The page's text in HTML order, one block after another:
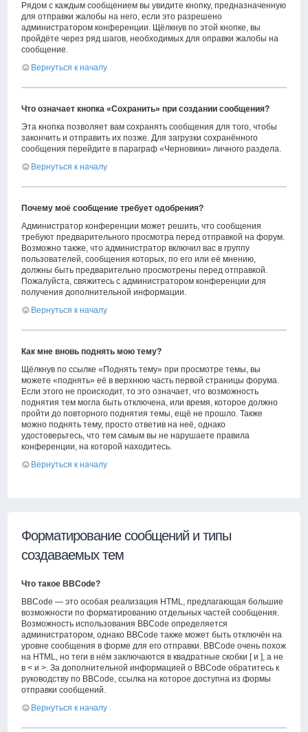
Рядом с каждым сообщением вы увидите кнопку, предназначенную
для отправки жалобы на него, если это разрешено
администратором конференции. Щёлкнув по этой кнопке, вы
пройдёте через ряд шагов, необходимых для оправки жалобы на
сообщение.
Вернуться к началу
Что означает кнопка «Сохранить» при создании сообщения?
Эта кнопка позволяет вам сохранять сообщения для того, чтобы
закончить и отправить их позже. Для загрузки сохранённого
сообщения перейдите в параграф «Черновики» личного раздела.
Вернуться к началу
Почему моё сообщение требует одобрения?
Администратор конференции может решить, что сообщения
требуют предварительного просмотра перед отправкой на форум.
Возможно также, что администратор включил вас в группу
пользователей, сообщения которых, по его или её мнению,
должны быть предварительно просмотрены перед отправкой.
Пожалуйста, свяжитесь с администратором конференции для
получения дополнительной информации.
Вернуться к началу
Как мне вновь поднять мою тему?
Щёлкнув по ссылке «Поднять тему» при просмотре темы, вы
можете «поднять» её в верхнюю часть первой страницы форума.
Если этого не происходит, то это означает, что возможность
поднятия тем могла быть отключена, или время, которое должно
пройти до повторного поднятия темы, ещё не прошло. Также
можно поднять тему, просто ответив на неё, однако
удостоверьтесь, что тем самым вы не нарушаете правила
конференции, на которой находитесь.
Вернуться к началу
Форматирование сообщений и типы
создаваемых тем
Что такое BBCode?
BBCode — это особая реализация HTML, предлагающая большие
возможности по форматированию отдельных частей сообщения.
Возможность использования BBCode определяется
администратором, однако BBCode также может быть отключён на
уровне сообщения в форме для его отправки. BBCode очень похож
на HTML, но теги в нём заключаются в квадратные скобки [ и ], а не
в < и >. За дополнительной информацией о BBCode обратитесь к
руководству по BBCode, ссылка на которое доступна из формы
отправки сообщений.
Вернуться к началу